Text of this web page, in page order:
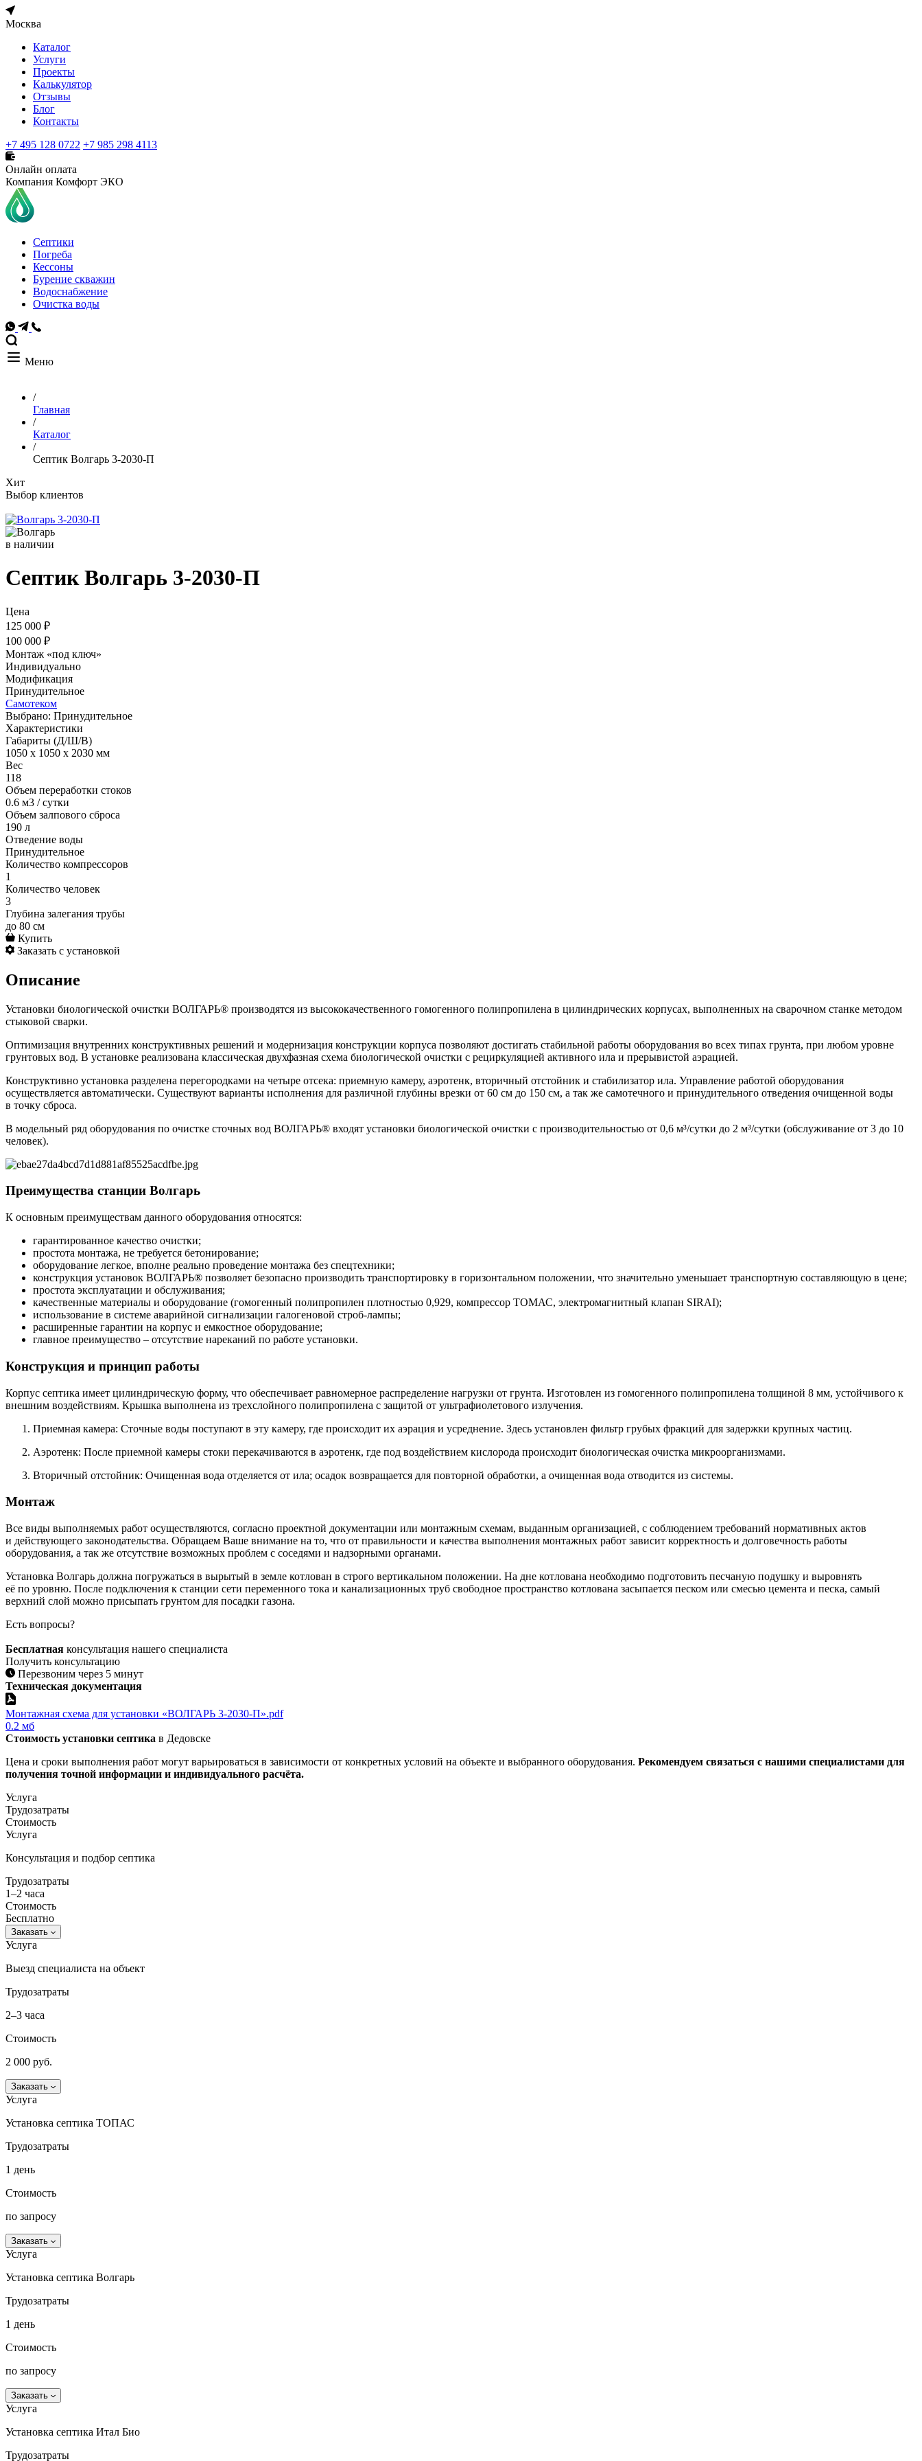
Москва
Каталог
Услуги
Проекты
Калькулятор
Отзывы
Блог
Контакты
+7 495 128 0722 +7 985 298 4113
Онлайн оплата
Компания Комфорт ЭКО
Септики
Погреба
Кессоны
Бурение скважин
Водоснабжение
Очистка воды
Меню
/
Главная
/
Каталог
/
Септик Волгарь 3-2030-П
Хит
Выбор клиентов
в наличии
Септик Волгарь 3-2030-П
Цена
125 000 ₽
100 000 ₽
Монтаж «под ключ»
Индивидуально
Модификация
Принудительное
Cамотеком
Выбрано: Принудительное
Характеристики
Габариты (Д/Ш/В)
1050 x 1050 x 2030 мм
Вес
118
Объем переработки стоков
0.6 м3 / сутки
Объем залпового сброса
190 л
Отведение воды
Принудительное
Количество компрессоров
1
Количество человек
3
Глубина залегания трубы
до 80 см
Купить
Заказать с установкой
Описание
Установки биологической очистки ВОЛГАРЬ® производятся из высококачественного гомогенного полипропилена в цилиндрических корпусах, выполненных на сварочном станке методом
стыковой сварки.
Оптимизация внутренних конструктивных решений и модернизация конструкции корпуса позволяют достигать стабильной работы оборудования во всех типах грунта, при любом уровне
грунтовых вод. В установке реализована классическая двухфазная схема биологической очистки с рециркуляцией активного ила и прерывистой аэрацией.
Конструктивно установка разделена перегородками на четыре отсека: приемную камеру, аэротенк, вторичный отстойник и стабилизатор ила. Управление работой оборудования
осуществляется автоматически. Существуют варианты исполнения для различной глубины врезки от 60 см до 150 см, а так же самотечного и принудительного отведения очищенной воды
в точку сброса.
В модельный ряд оборудования по очистке сточных вод ВОЛГАРЬ® входят установки биологической очистки с производительностью от 0,6 м³/сутки до 2 м³/сутки (обслуживание от 3 до 10
человек).
Преимущества станции Волгарь
К основным преимуществам данного оборудования относятся:
гарантированное качество очистки;
простота монтажа, не требуется бетонирование;
оборудование легкое, вполне реально проведение монтажа без спецтехники;
конструкция установок ВОЛГАРЬ® позволяет безопасно производить транспортировку в горизонтальном положении, что значительно уменьшает транспортную составляющую в цене;
простота эксплуатации и обслуживания;
качественные материалы и оборудование (гомогенный полипропилен плотностью 0,929, компрессор ТОМАС, электромагнитный клапан SIRAI);
использование в системе аварийной сигнализации галогеновой строб-лампы;
расширенные гарантии на корпус и емкостное оборудование;
главное преимущество – отсутствие нареканий по работе установки.
Конструкция и принцип работы
Корпус септика имеет цилиндрическую форму, что обеспечивает равномерное распределение нагрузки от грунта. Изготовлен из гомогенного полипропилена толщиной 8 мм, устойчивого к
внешним воздействиям. Крышка выполнена из трехслойного полипропилена с защитой от ультрафиолетового излучения.
Приемная камера: Сточные воды поступают в эту камеру, где происходит их аэрация и усреднение. Здесь установлен фильтр грубых фракций для задержки крупных частиц.​
Аэротенк: После приемной камеры стоки перекачиваются в аэротенк, где под воздействием кислорода происходит биологическая очистка микроорганизмами.​
Вторичный отстойник: Очищенная вода отделяется от ила; осадок возвращается для повторной обработки, а очищенная вода отводится из системы.​
Монтаж
Все виды выполняемых работ осуществляются, согласно проектной документации или монтажным схемам, выданным организацией, с соблюдением требований нормативных актов
и действующего законодательства. Обращаем Ваше внимание на то, что от правильности и качества выполнения монтажных работ зависит корректность и долговечность работы
оборудования, а так же отсутствие возможных проблем с соседями и надзорными органами.
Установка Волгарь должна погружаться в вырытый в земле котлован в строго вертикальном положении. На дне котлована необходимо подготовить песчаную подушку и выровнять
её по уровню. После подключения к станции сети переменного тока и канализационных труб свободное пространство котлована засыпается песком или смесью цемента и песка, самый
верхний слой можно присыпать грунтом для посадки газона.
Есть вопросы?
Бесплатная консультация нашего специалиста
Получить консультацию
Перезвоним через 5 минут
Техническая документация
Монтажная схема для установки «ВОЛГАРЬ 3-2030-П».pdf
0.2 мб
Стоимость установки септика в Дедовске
Цена и сроки выполнения работ могут варьироваться в зависимости от конкретных условий на объекте и выбранного оборудования. Рекомендуем связаться с нашими специалистами для
получения точной информации и индивидуального расчёта.​
Услуга
Трудозатраты
Стоимость
Услуга
Консультация и подбор септика
Трудозатраты
1–2 часа
Стоимость
Бесплатно
Заказать
Услуга
Выезд специалиста на объект
Трудозатраты
2–3 часа
Стоимость
2 000 руб.
Заказать
Услуга
Установка септика ТОПАС
Трудозатраты
1 день
Стоимость
по запросу
Заказать
Услуга
Установка септика Волгарь
Трудозатраты
1 день
Стоимость
по запросу
Заказать
Услуга
Установка септика Итал Био
Трудозатраты